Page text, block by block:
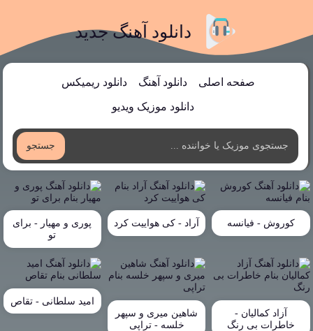
دانلود آهنگ جدید
صفحه اصلی دانلود آهنگ دانلود ریمیکس
دانلود موزیک ویدیو
جستجو
کوروش - فیانسه آراد - کی هواییت کرد
پوری و مهیار - برای
تو
آزاد کمالیان -
خاطرات بی رنگ
شاهین میری و سپهر
خلسه - تراپی
امید سلطانی - تقاص